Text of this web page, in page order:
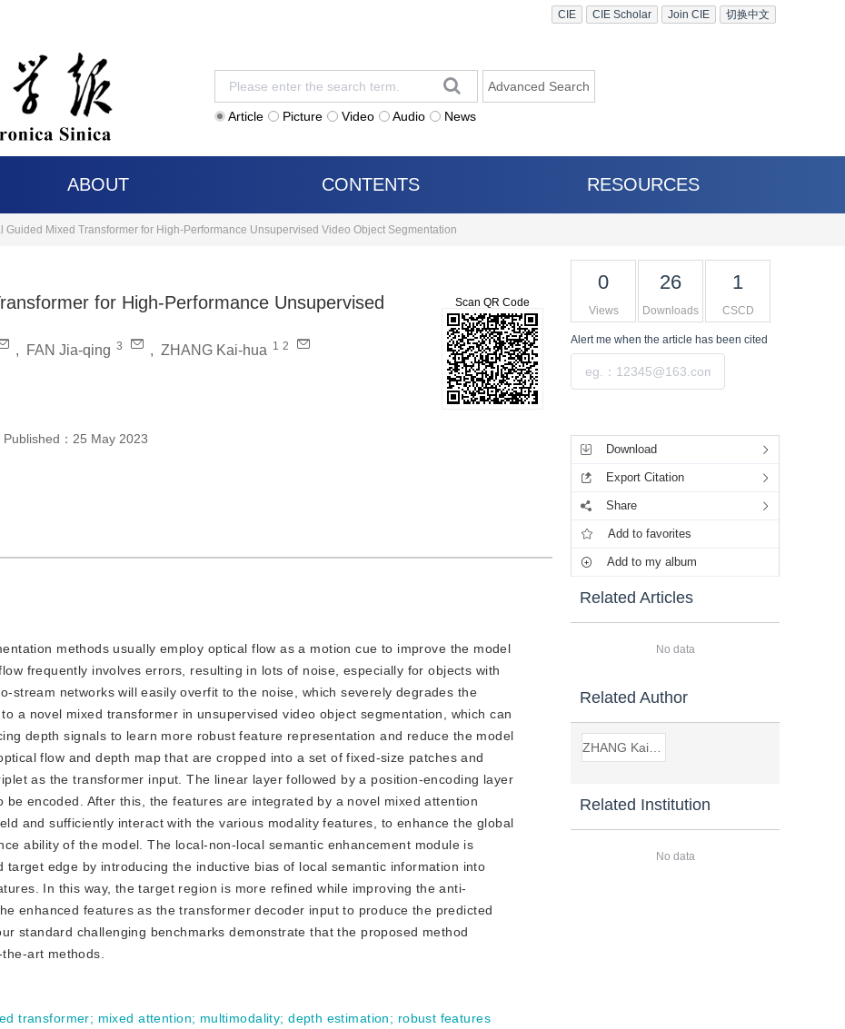
切换中文
Join CIE
CIE Scholar
CIE
Article Picture Video Audio News
Advanced Search
ABOUT CONTENTS RESOURCES
Guided Mixed Transformer for High-Performance Unsupervised Video Object Segmentation
for High-Performance Unsupervised
, FAN Jia-qing 3 , ZHANG Kai-hua 1 2
Published： 25 May 2023
Scan QR Code
methods usually employ optical flow as a motion cue to improve the model
frequently involves errors, resulting in lots of noise, especially for objects with
stream networks will easily overfit to the noise, which severely degrades the
a novel mixed transformer in unsupervised video object segmentation, which can
depth signals to learn more robust feature representation and reduce the model
flow and depth map that are cropped into a set of fixed-size patches and
as the transformer input. The linear layer followed by a position-encoding layer
encoded. After this, the features are integrated by a novel mixed attention
and sufficiently interact with the various modality features, to enhance the global
ability of the model. The local-non-local semantic enhancement module is
edge by introducing the inductive bias of local semantic information into
In this way, the target region is more refined while improving the anti-
enhanced features as the transformer decoder input to produce the predicted
standard challenging benchmarks demonstrate that the proposed method
art methods.
transformer; mixed attention; multimodality;depth estimation; robust features
0
Views
26
Downloads
1
CSCD
Alert me when the article has been cited
Download
Export Citation
Share
Add to favorites
Add to my album
Related Articles
No data
Related Author
Related Institution
No data